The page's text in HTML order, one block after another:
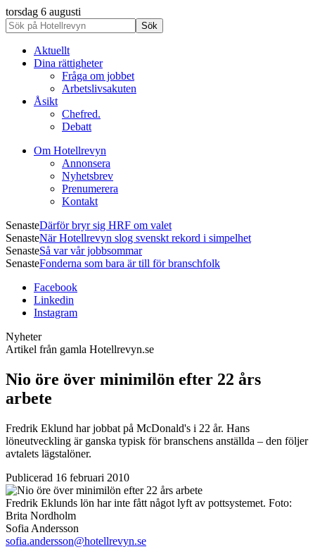
torsdag 6 augusti
Aktuellt
Dina rättigheter
Fråga om jobbet
Arbetslivsakuten
Åsikt
Chefred.
Debatt
Om Hotellrevyn
Annonsera
Nyhetsbrev
Prenumerera
Kontakt
SenasteDärför bryr sig HRF om valet
SenasteNär Hotellrevyn slog svenskt rekord i simpelhet
SenasteSå var vår jobbsommar
SenasteFonderna som bara är till för branschfolk
Facebook
Linkedin
Instagram
Nyheter
Artikel från gamla Hotellrevyn.se
Nio öre över minimilön efter 22 års
arbete
Fredrik Eklund har jobbat på McDonald's i 22 år. Hans
löneutveckling är ganska typisk för branschens anställda – den följer
avtalets lägstalöner.
Publicerad 16 februari 2010
Fredrik Eklunds lön har inte fått något lyft av pottsystemet. Foto:
Brita Nordholm
Sofia Andersson
sofia.andersson@hotellrevyn.se